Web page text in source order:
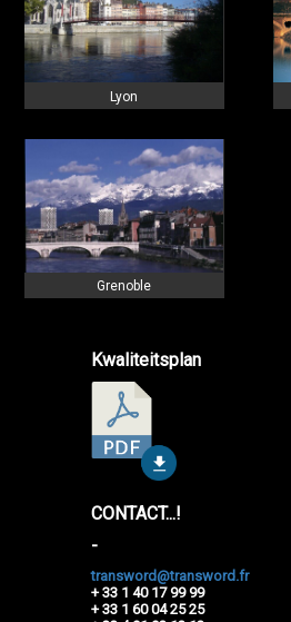
Lyon
Grenoble
Kwaliteitsplan
CONTACT...!
-
transword@transword.fr
+ 33 1 40 17 99 99
+ 33 1 60 04 25 25